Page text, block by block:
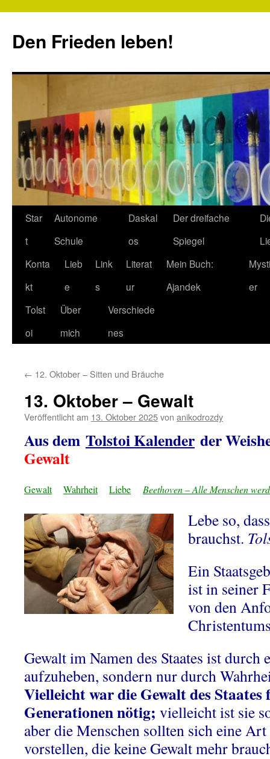
springen
Den Frieden leben!
Star
t
Autonome
Schule
Daskal
os
Der dreifache
Spiegel
Konta
kt
Lieb
e
Link
s
Literat
ur
Mein Buch:
Ajandek
er
Tolst
oi
Über
mich
Verschiede
nes
← 12. Oktober – Sitten und Bräuche
13. Oktober – Gewalt
Veröffentlicht am 13. Oktober 2025von anikodrozdy
Aus dem Tolstoi Kalender der
Gewalt
Gewalt Wahrheit Liebe Beethoven – Alle Menschen
Lebe so,
brauchst.
Ein
ist in seiner
von den
Gewalt im Namen des Staates ist durch
aufzuheben, sondern nur durch
Vielleicht war die Gewalt des
Generationennötig; vielleicht ist sie
aber die Menschen sollten sich eine
vorstellen, die keine Gewalt mehr